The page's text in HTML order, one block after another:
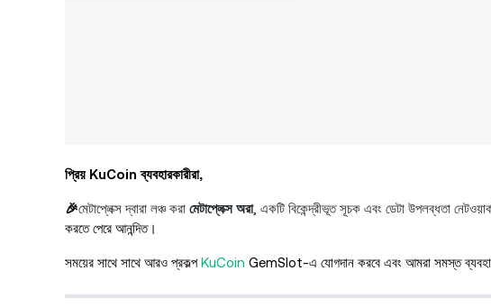
প্রিয় KuCoin ব্যবহারকারীরা,
🎉মেটাপ্লেক্স দ্বারা লঞ্চ করা মেটাপ্লেক্স অরা, একটি বিকেন্দ্রীভূত সূচক এবং ডেটা উপলব্ধতা
করতে পেরে আনন্দিত।
সময়ের সাথে সাথে আরও প্রকল্পKuCoin GemSlot-এ যোগদান করবে এবং আমরা সমস্ত